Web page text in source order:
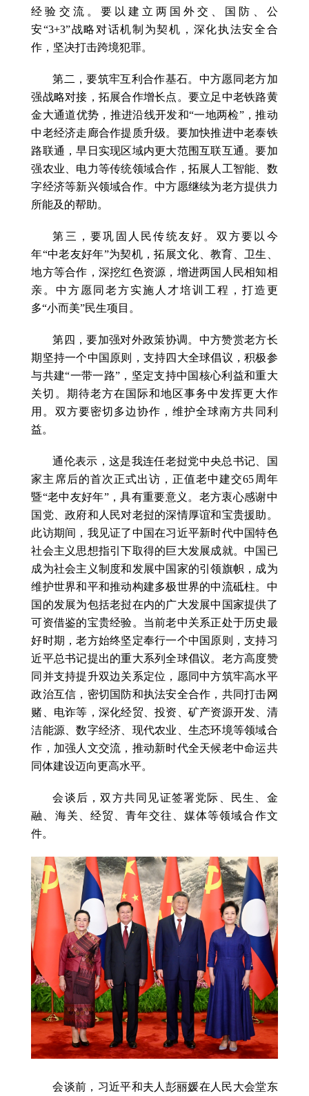
经验交流。要以建立两国外交、国防、公
安“3+3”战略对话机制为契机，深化执法安全合
作，坚决打击跨境犯罪。
第二，要筑牢互利合作基石。中方愿同老方加
强战略对接，拓展合作增长点。要立足中老铁路黄
金大通道优势，推进沿线开发和“一地两检”，推动
中老经济走廊合作提质升级。要加快推进中老泰铁
路联通，早日实现区域内更大范围互联互通。要加
强农业、电力等传统领域合作，拓展人工智能、数
字经济等新兴领域合作。中方愿继续为老方提供力
所能及的帮助。
第三，要巩固人民传统友好。双方要以今
年“中老友好年”为契机，拓展文化、教育、卫生、
地方等合作，深挖红色资源，增进两国人民相知相
亲。中方愿同老方实施人才培训工程，打造更
多“小而美”民生项目。
第四，要加强对外政策协调。中方赞赏老方长
期坚持一个中国原则，支持四大全球倡议，积极参
与共建“一带一路”，坚定支持中国核心利益和重大
关切。期待老方在国际和地区事务中发挥更大作
用。双方要密切多边协作，维护全球南方共同利
益。
通伦表示，这是我连任老挝党中央总书记、国
家主席后的首次正式出访，正值老中建交65周年
暨“老中友好年”，具有重要意义。老方衷心感谢中
国党、政府和人民对老挝的深情厚谊和宝贵援助。
此访期间，我见证了中国在习近平新时代中国特色
社会主义思想指引下取得的巨大发展成就。中国已
成为社会主义制度和发展中国家的引领旗帜，成为
维护世界和平和推动构建多极世界的中流砥柱。中
国的发展为包括老挝在内的广大发展中国家提供了
可资借鉴的宝贵经验。当前老中关系正处于历史最
好时期，老方始终坚定奉行一个中国原则，支持习
近平总书记提出的重大系列全球倡议。老方高度赞
同并支持提升双边关系定位，愿同中方筑牢高水平
政治互信，密切国防和执法安全合作，共同打击网
赌、电诈等，深化经贸、投资、矿产资源开发、清
洁能源、数字经济、现代农业、生态环境等领域合
作，加强人文交流，推动新时代全天候老中命运共
同体建设迈向更高水平。
会谈后，双方共同见证签署党际、民生、金
融、海关、经贸、青年交往、媒体等领域合作文
件。
会谈前，习近平和夫人彭丽媛在人民大会堂东